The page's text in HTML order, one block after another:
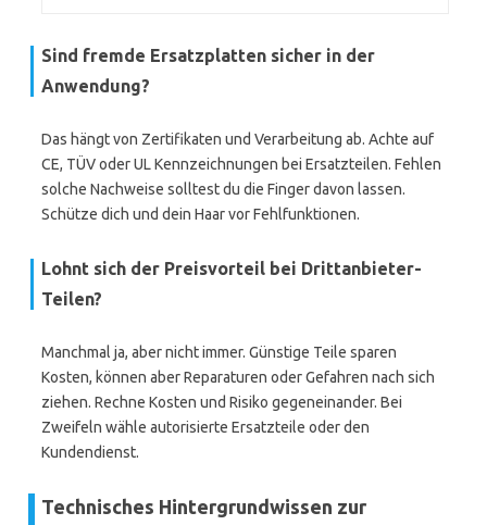
Sind fremde Ersatzplatten sicher in der
Anwendung?
Das hängt von Zertifikaten und Verarbeitung ab. Achte auf
CE, TÜV oder UL Kennzeichnungen bei Ersatzteilen. Fehlen
solche Nachweise solltest du die Finger davon lassen.
Schütze dich und dein Haar vor Fehlfunktionen.
Lohnt sich der Preisvorteil bei Drittanbieter-
Teilen?
Manchmal ja, aber nicht immer. Günstige Teile sparen
Kosten, können aber Reparaturen oder Gefahren nach sich
ziehen. Rechne Kosten und Risiko gegeneinander. Bei
Zweifeln wähle autorisierte Ersatzteile oder den
Kundendienst.
Technisches Hintergrundwissen zur